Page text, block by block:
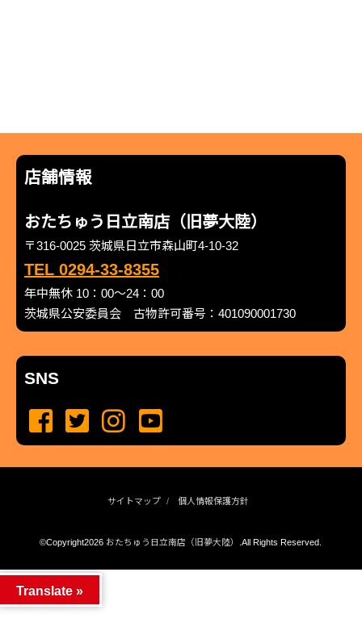
店舗情報
おたちゅう日立南店（旧夢大陸）
〒316-0025 茨城県日立市森山町4-10-32
TEL 0294-33-8355
年中無休 10：00～24：00
茨城県公安委員会 古物許可番号：401090001730
SNS
サイトマップ 個人情報保護方針
©Copyright2026 おたちゅう日立南店（旧夢大陸） .All Rights Reserved.
Translate »